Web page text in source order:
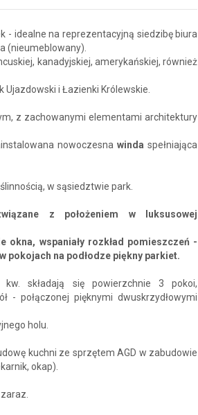
- idealne na reprezentacyjną siedzibę biura
(nieumeblowany).
kanadyjskiej, amerykańskiej, również
Ujazdowski i Łazienki Królewskie.
z zachowanymi elementami architektury
nowoczesnawindaspełniająca
w sąsiedztwie park.
z położeniem w luksusowej
wspaniały rozkład pomieszczeń -
pokojach na podłodze piękny parkiet.
składają się powierzchnie 3 pokoi,
połączonej pięknymi dwuskrzydłowymi
holu.
kuchni ze sprzętem AGD w zabudowie
okap).